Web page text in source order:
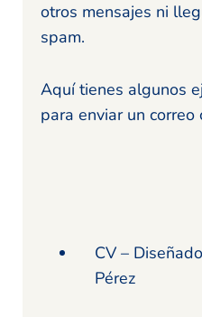
otros mensajes ni
spam.
Aquí tienes algunos
para enviar un correo
CV –
Pérez